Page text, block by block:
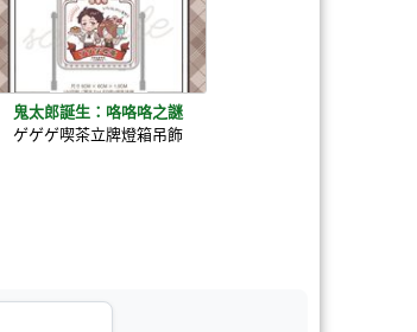
鬼太郎誕生：咯咯咯之謎
ゲゲゲ喫茶立牌燈箱吊飾